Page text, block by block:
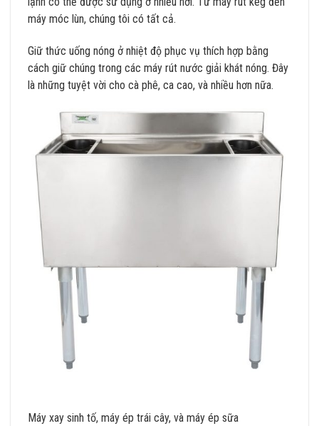
máy móc lùn, chúng tôi có tất cả.
Giữ thức uống nóng ở nhiệt độ phục vụ thích hợp bằng
cách giữ chúng trong các máy rút nước giải khát nóng. Đây
là những tuyệt vời cho cà phê, ca cao, và nhiều hơn nữa.
Máy xay sinh tố, máy ép trái cây, và máy ép sữa